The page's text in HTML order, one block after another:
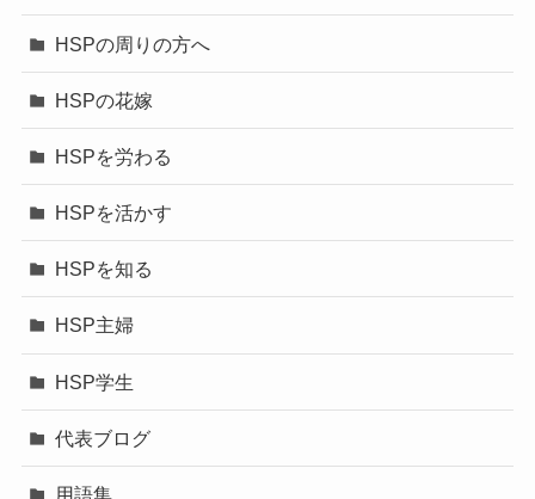
HSPの周りの方へ
HSPの花嫁
HSPを労わる
HSPを活かす
HSPを知る
HSP主婦
HSP学生
代表ブログ
用語集